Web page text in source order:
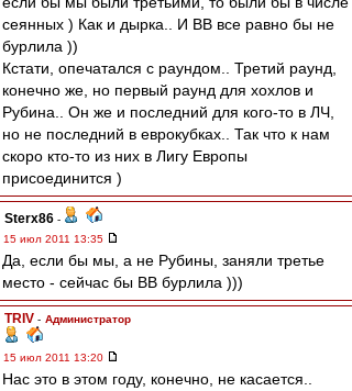
сеянных ) Как и дырка.. И ВВ все равно бы не
бурлила ))
Кстати, опечатался с раундом.. Третий раунд,
конечно же, но первый раунд для хохлов и
Рубина.. Он же и последний для кого-то в ЛЧ,
но не последний в еврокубках.. Так что к нам
скоро кто-то из них в Лигу Европы
присоединится )
Sterx86 -
15 июл 2011 13:35
Да, если бы мы, а не Рубины, заняли третье
место - сейчас бы ВВ бурлила )))
TRIV - Администратор
15 июл 2011 13:20
Нас это в этом году, конечно, не касается..